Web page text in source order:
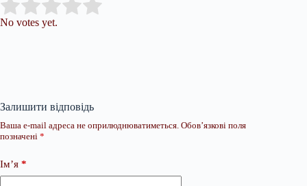
Rate this item:
No votes yet.
Залишити відповідь
Ваша e-mail адреса не оприлюднюватиметься. Обов’язкові поля
позначені *
Ім’я *